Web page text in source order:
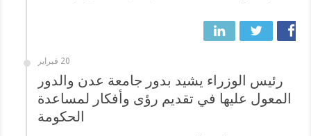
20 فبراير
رئيس الوزراء يشيد بدور جامعة عدن والدور
المعول عليها في تقديم رؤى وأفكار لمساعدة
الحكومة